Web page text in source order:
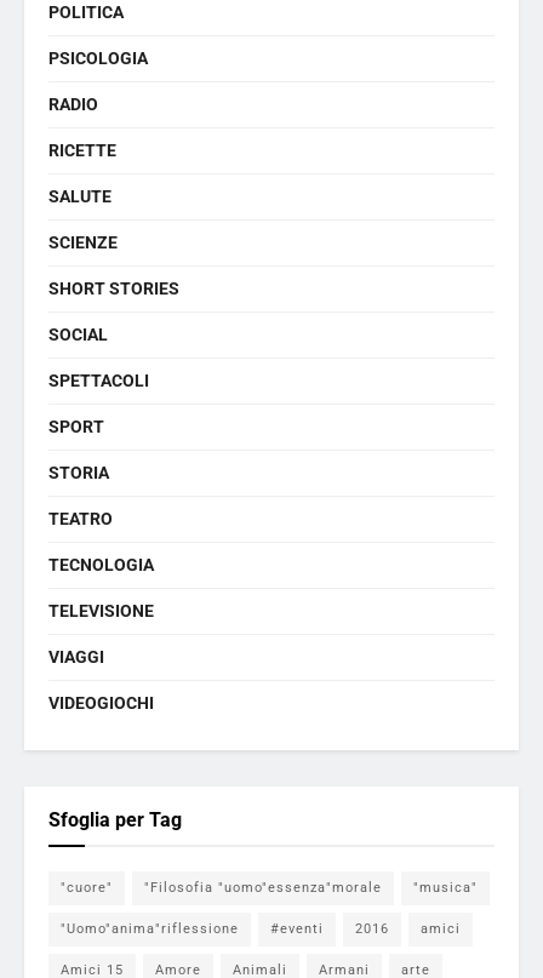
POLITICA
PSICOLOGIA
RADIO
RICETTE
SALUTE
SCIENZE
SHORT STORIES
SOCIAL
SPETTACOLI
SPORT
STORIA
TEATRO
TECNOLOGIA
TELEVISIONE
VIAGGI
VIDEOGIOCHI
Sfoglia per Tag
"cuore" "Filosofia "uomo"essenza"morale "musica"
"Uomo"anima"riflessione #eventi 2016 amici
Amici 15 Amore Animali Armani arte